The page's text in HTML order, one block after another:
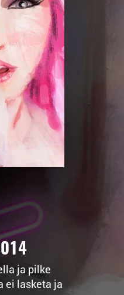
ja pilke
ei lasketa ja